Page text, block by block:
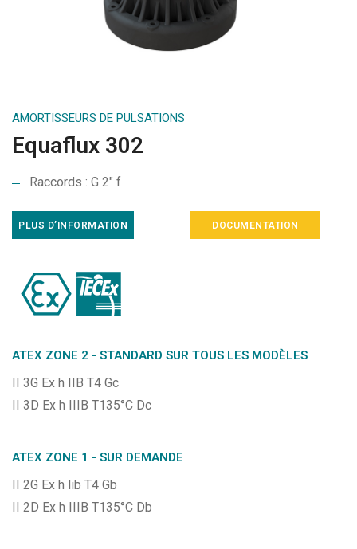
AMORTISSEURS DE PULSATIONS
Equaflux 302
Raccords : G 2″ f
PLUS D’INFORMATION DOCUMENTATION
ATEX ZONE 2 - STANDARD SUR TOUS LES MODÈLES
II 3G Ex h IIB T4 Gc
II 3D Ex h IIIB T135°C Dc
ATEX ZONE 1 - SUR DEMANDE
II 2G Ex h lib T4 Gb
II 2D Ex h IIIB T135°C Db